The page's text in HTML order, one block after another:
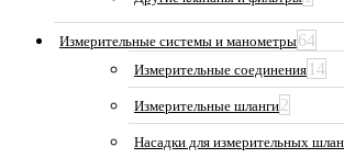
Измерительные системы и манометры64
Измерительные соединения 14
Измерительные шланги2
Насадки для измерительных